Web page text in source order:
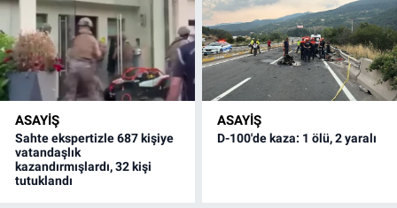
ASAYİŞ
Sahte ekspertizle 687 kişiye
vatandaşlık
kazandırmışlardı, 32 kişi
tutuklandı
ASAYİŞ
D-100'de kaza: 1 ölü, 2 yaralı